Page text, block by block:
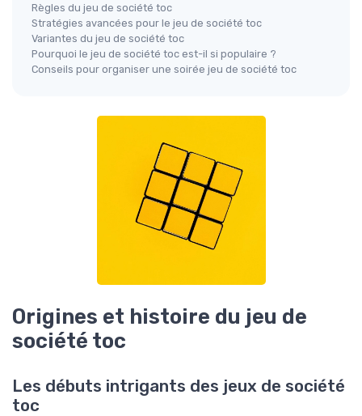
Règles du jeu de société toc
Stratégies avancées pour le jeu de société toc
Variantes du jeu de société toc
Pourquoi le jeu de société toc est-il si populaire ?
Conseils pour organiser une soirée jeu de société toc
Origines et histoire du jeu de
société toc
Les débuts intrigants des jeux de société
toc